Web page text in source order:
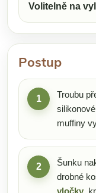
Volitelně na
Postup
1
Troubu
muffiny
2
Šunku
drobné
vločky,